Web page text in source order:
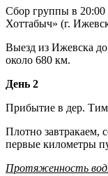
Сбор группы в 20:00
Хоттабыч» (г.
Выезд из Ижевска
около 680 км.
День 2
Прибытие в дер.
Плотно завтракаем,
первые километры
Протяженность